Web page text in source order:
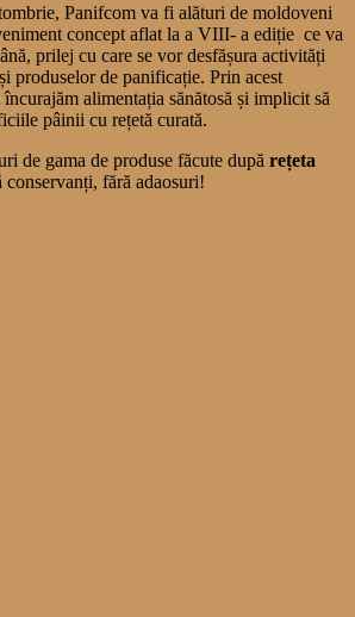
Panifcom va fi alături de moldoveni
concept aflat la a VIII- a ediție ce va
prilej cu care se vor desfășura activități
produselor de panificație. Prin acest
alimentația sănătosă și implicit să
pâinii cu rețetă curată.
de gama de produse făcute după rețeta
fără adaosuri!